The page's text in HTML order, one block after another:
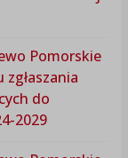
Pomorskie
do
2029